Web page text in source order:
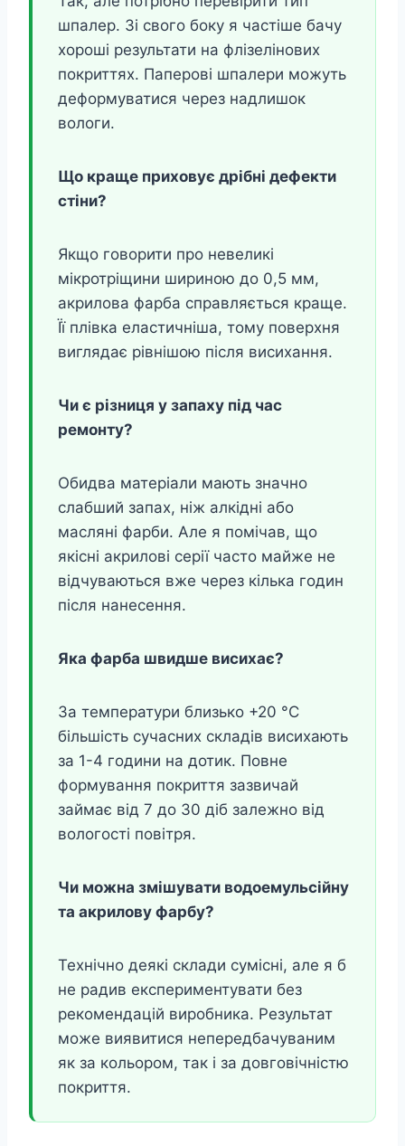
шпалер. Зі свого боку я частіше бачу
хороші результати на флізелінових
покриттях. Паперові шпалери можуть
деформуватися через надлишок
вологи.
Що краще приховує дрібні дефекти
стіни?
Якщо говорити про невеликі
мікротріщини шириною до 0,5 мм,
акрилова фарба справляється краще.
Її плівка еластичніша, тому поверхня
виглядає рівнішою після висихання.
Чи є різниця у запаху під час
ремонту?
Обидва матеріали мають значно
слабший запах, ніж алкідні або
масляні фарби. Але я помічав, що
якісні акрилові серії часто майже не
відчуваються вже через кілька годин
після нанесення.
Яка фарба швидше висихає?
За температури близько +20 °C
більшість сучасних складів висихають
за 1-4 години на дотик. Повне
формування покриття зазвичай
займає від 7 до 30 діб залежно від
вологості повітря.
Чи можна змішувати водоемульсійну
та акрилову фарбу?
Технічно деякі склади сумісні, але я б
не радив експериментувати без
рекомендацій виробника. Результат
може виявитися непередбачуваним
як за кольором, так і за довговічністю
покриття.